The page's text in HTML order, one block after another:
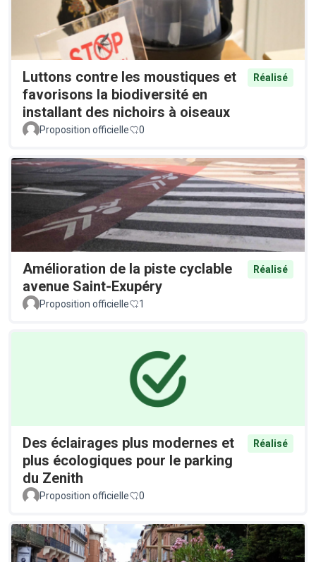
Luttons contre les moustiques et
favorisons la biodiversité en
installant des nichoirs à oiseaux
Réalisé
Proposition officielle 0
Amélioration de la piste cyclable
avenue Saint-Exupéry
Réalisé
Proposition officielle 1
Des éclairages plus modernes et
plus écologiques pour le parking
du Zenith
Réalisé
Proposition officielle 0